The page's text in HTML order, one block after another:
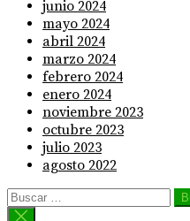
junio 2024
mayo 2024
abril 2024
marzo 2024
febrero 2024
enero 2024
noviembre 2023
octubre 2023
julio 2023
agosto 2022
Buscar: